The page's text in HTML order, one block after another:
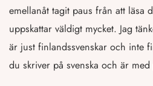
emellanåt tagit paus från att läsa
uppskattar väldigt mycket. Jag
är just finlandssvenskar och inte
du skriver på svenska och är